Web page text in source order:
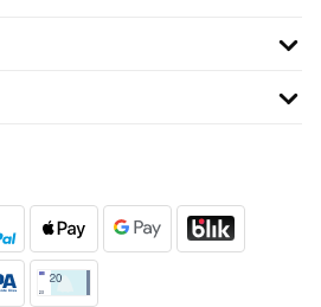
Qualität ist wirklich top: Der Kunststoff
langlebig. Die Dose ist superleicht,
und wieder fest verschließen – auch
geeignet. Besonders praktisch finden
gut reinigen lässt – sowohl per Hand als